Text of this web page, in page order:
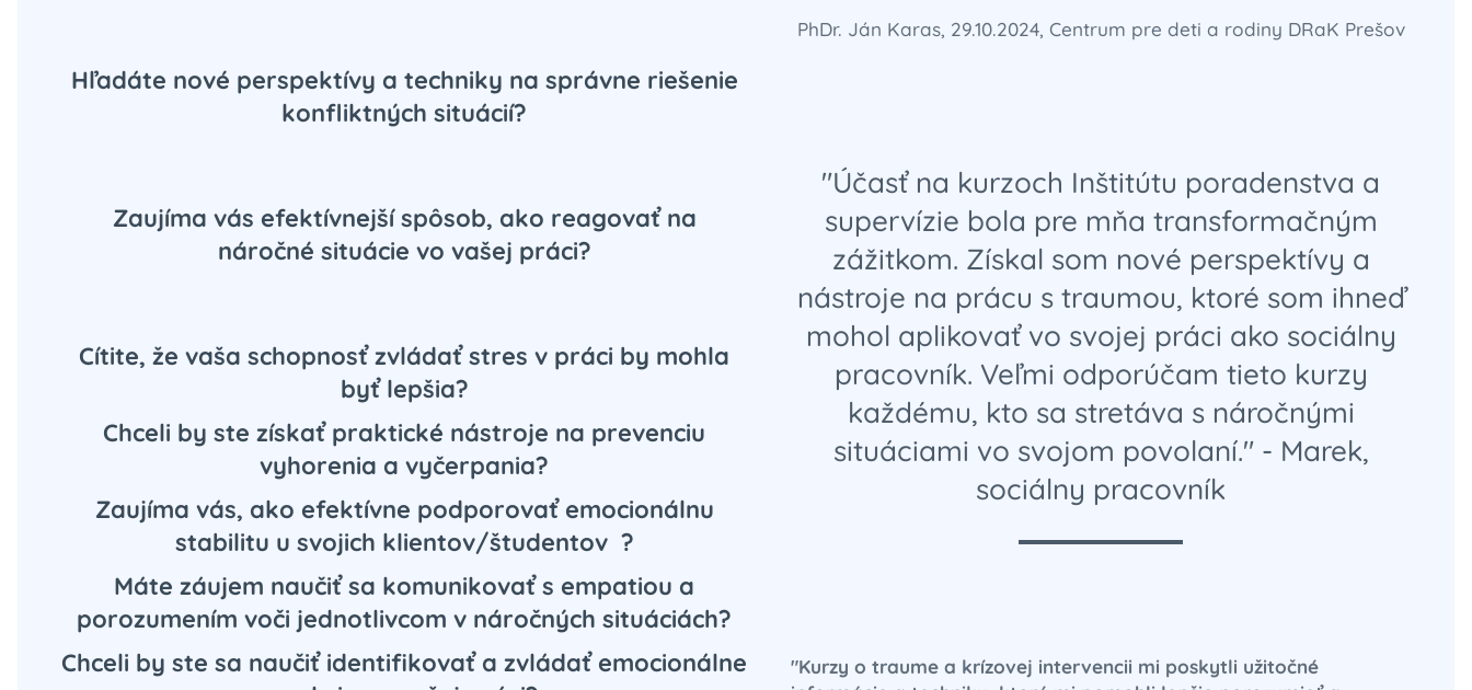
Hľadáte nové perspektívy a techniky na správne riešenie
konfliktných situácií?
Zaujíma vás efektívnejší spôsob, ako reagovať na
náročné situácie vo vašej práci?
Cítite, že vaša schopnosť zvládať stres v práci by mohla
byť lepšia?
Chceli by ste získať praktické nástroje na prevenciu
vyhorenia a vyčerpania?
Zaujíma vás, ako efektívne podporovať emocionálnu
stabilitu u svojich klientov/študentov ?
Máte záujem naučiť sa komunikovať s empatiou a
porozumením voči jednotlivcom v náročných situáciách?
Chceli by ste sa naučiť identifikovať a zvládať emocionálne
PhDr. Ján Karas, 29.10.2024, Centrum pre deti a rodiny DRaK Prešov
"Účasť na kurzoch Inštitútu poradenstva a
supervízie bola pre mňa transformačným
zážitkom. Získal som nové perspektívy a
nástroje na prácu s traumou, ktoré som ihneď
mohol aplikovať vo svojej práci ako sociálny
pracovník. Veľmi odporúčam tieto kurzy
každému, kto sa stretáva s náročnými
situáciami vo svojom povolaní." - Marek,
sociálny pracovník
"Kurzy o traume a krízovej intervencii mi poskytli užitočné